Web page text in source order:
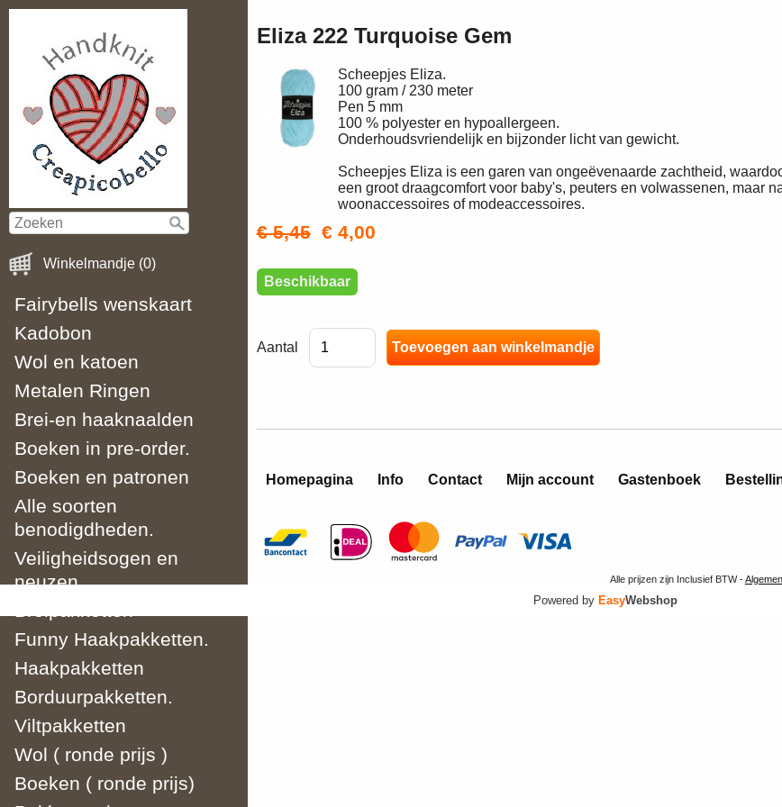
Winkelmandje (0)
Fairybells wenskaart
Kadobon
Wol en katoen
Metalen Ringen
Brei-en haaknaalden
Boeken in pre-order.
Boeken en patronen
Alle soorten
benodigdheden.
Veiligheidsogen en
neuzen.
Funny Haakpakketten.
Haakpakketten
Borduurpakketten.
Viltpakketten
Wol ( ronde prijs )
Boeken ( ronde prijs)
Eliza 222 Turquoise Gem
Scheepjes Eliza.
100 gram / 230 meter
Pen 5 mm
100 % polyester en hypoallergeen.
Onderhoudsvriendelijk en bijzonder licht van gewicht.
Scheepjes Eliza is een garen van ongeëvenaarde zachtheid,
een groot draagcomfort voor baby's, peuters en volwassenen, maar
woonaccessoires of modeaccessoires.
€ 5,45 € 4,00
Beschikbaar
Aantal
Homepagina Info Contact Mijn account Gastenboek
Alle prijzen zijn Inclusief BTW -
Powered by EasyWebshop